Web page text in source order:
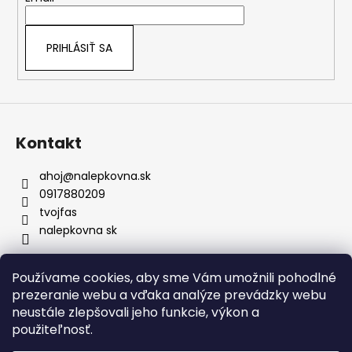
Používame cookies, aby sme Vám umožnili pohodlné
prezeranie webu a vďaka analýze prevádzky webu
neustále zlepšovali jeho funkcie, výkon a
použiteľnosť.
pravidelnej údržbe či návšteve
umyvárky.
Bezpečné doručenie:
neprekladáme – väčšie rozmery vždy
rolujeme, čím predchádzame
akémukoľvek poškodeniu materiálu.
Prenoska je samozrejmosť:Každú
umiestnenie a profesionálny výsledok.
PRIHLÁSIŤ SA
Kontakt
ahoj@nalepkovna.sk
0917880209
tvojfas
nalepkovna sk
Obchodné podmienky
Podmienky ochrany osobných údajov
Kontakt
Doprava a platba Podmienky vrátenia Bez nálepiek
Napíšte nám